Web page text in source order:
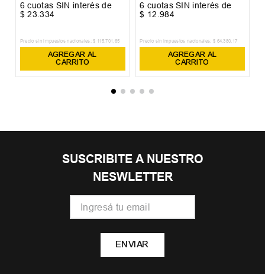
6 cuotas SIN interés de
$ 23.334
Precio sin impuestos nacionales: $ 115.701 ,65
AGREGAR AL
CARRITO
6 cuotas SIN interés de
$ 12 984
Precio sin impuestos nacionales: $ 64.380, 17
AGREGAR AL
CARRITO
SUSCRIBITE A NUESTRO
NESWLETTER
ENVIAR